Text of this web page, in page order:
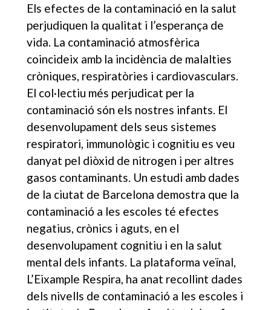
Els efectes de la contaminació en la salut
perjudiquen la qualitat i l’esperança de
vida. La contaminació atmosfèrica
coincideix amb la incidència de malalties
cròniques, respiratòries i cardiovasculars.
El col·lectiu més perjudicat per la
contaminació són els nostres infants. El
desenvolupament dels seus sistemes
respiratori, immunològic i cognitiu es veu
danyat pel diòxid de nitrogen i per altres
gasos contaminants. Un estudi amb dades
de la ciutat de Barcelona demostra que la
contaminació a les escoles té efectes
negatius, crònics i aguts, en el
desenvolupament cognitiu i en la salut
mental dels infants. La plataforma veïnal,
L’Eixample Respira, ha anat recollint dades
dels nivells de contaminació a les escoles i